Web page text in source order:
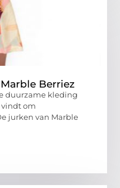
Berriez
duurzame kleding
om
jurken van Marble